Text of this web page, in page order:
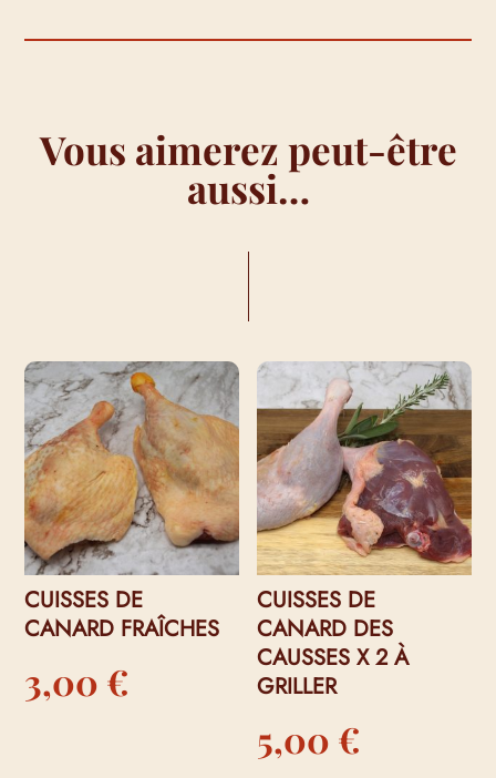
Vous aimerez peut-être
aussi…
VOUS AIMEREZ PEUT-ÊTRE AUSSI…
CUISSES DE
CANARD FRAÎCHES
3,00 €
CUISSES DE
CANARD DES
CAUSSES X 2 À
GRILLER
5,00 €